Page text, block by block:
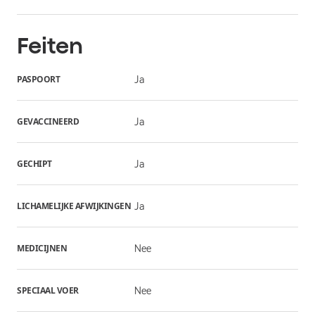
Feiten
PASPOORT Ja
GEVACCINEERD Ja
GECHIPT Ja
LICHAMELIJKE AFWIJKINGEN Ja
MEDICIJNEN Nee
SPECIAAL VOER Nee